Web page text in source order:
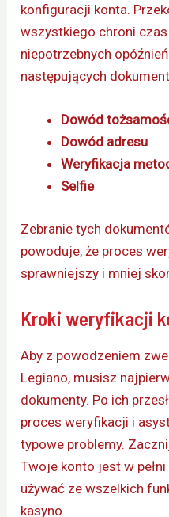
konfiguracji konta.
wszystkiego chroni
niepotrzebnych
następujących
Dowód
Dowód adresu
Weryfikacja
Selfie
Zebranie tych
powoduje, że proces
sprawniejszy i mniej
Kroki weryfikacji
Aby z powodzeniem
Legiano, musisz
dokumenty. Po ich
proces weryfikacji i
typowe problemy.
Twoje konto jest w
używać ze wszelkich
kasyno.